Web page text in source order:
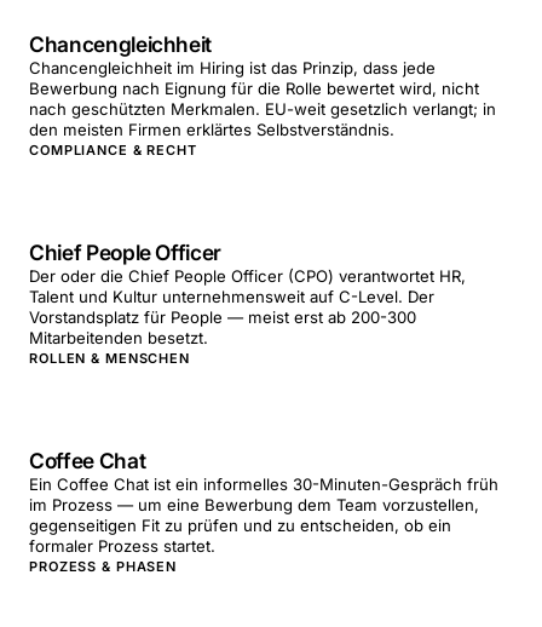
Chancengleichheit
Chancengleichheit im Hiring ist das Prinzip, dass jede
Bewerbung nach Eignung für die Rolle bewertet wird, nicht
nach geschützten Merkmalen. EU-weit gesetzlich verlangt; in
den meisten Firmen erklärtes Selbstverständnis.
COMPLIANCE & RECHT
Chief People Officer
Der oder die Chief People Officer (CPO) verantwortet HR,
Talent und Kultur unternehmensweit auf C-Level. Der
Vorstandsplatz für People — meist erst ab 200-300
Mitarbeitenden besetzt.
ROLLEN & MENSCHEN
Coffee Chat
Ein Coffee Chat ist ein informelles 30-Minuten-Gespräch früh
im Prozess — um eine Bewerbung dem Team vorzustellen,
gegenseitigen Fit zu prüfen und zu entscheiden, ob ein
formaler Prozess startet.
PROZESS & PHASEN